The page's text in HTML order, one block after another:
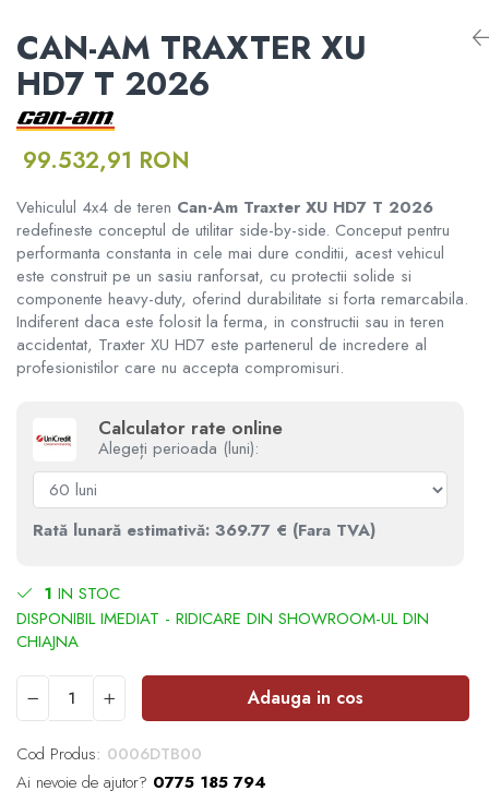
ATV CFMOTO X10
MODEL ATV GOES
GOES 400S
GOES 400L
GOES 500L
GOES MY 2026
MODEL ATV CAN-AM
Can-Am Outlander
Can-Am Renegade
CAN-AM MY 2026
Borseta
Rucsac
Protectii
Sosete
Armura
Ochelari
Tricouri
Pantaloni
Borseta
DISTANTIERE ROTI ATV
APARATORI MAINI ATV
PORTBAGAJE SI SUPORTURI
ACCESORII ELECTRONICE ATV /
SSV
ACCESORII MONTAJ ELECTRONICE
TOBE SPORT ATV / UTV
ACCESORII MOTO
ACCESORII IARNA ATV / SSV
SUPORT SKIJET
ANVELOPE ATV
BULLBAR SSV
CUTII SSV
ATV CFMOTO X10 1000 MUD
Formular returnare produs /
Cerere retragere din contract
CAN-AM TRAXTER XU
HD7 T 2026
99.532,91 RON
Vehiculul 4x4 de teren Can-Am Traxter XU HD7 T 2026
redefineste conceptul de utilitar side-by-side. Conceput pentru
performanta constanta in cele mai dure conditii, acest vehicul
este construit pe un sasiu ranforsat, cu protectii solide si
componente heavy-duty, oferind durabilitate si forta remarcabila.
Indiferent daca este folosit la ferma, in constructii sau in teren
accidentat, Traxter XU HD7 este partenerul de incredere al
profesionistilor care nu accepta compromisuri.
Calculator rate online
Alegeți perioada (luni):
Rată lunară estimativă: 369.77 € (Fara TVA)
1 IN STOC
Adauga in cos
Cod Produs: 0006DTB00
Ai nevoie de ajutor? 0775 185 794